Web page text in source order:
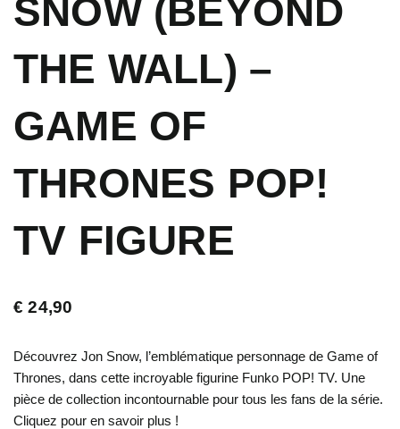
SNOW (BEYOND
THE WALL) –
GAME OF
THRONES POP!
TV FIGURE
€ 24,90
Découvrez Jon Snow, l’emblématique personnage de Game of
Thrones, dans cette incroyable figurine Funko POP! TV. Une
pièce de collection incontournable pour tous les fans de la série.
Cliquez pour en savoir plus !